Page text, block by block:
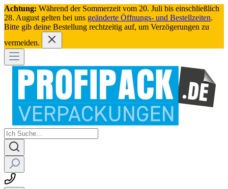
Achtung: Während der Sommerzeit vom 20. Juli bis einschließlich
28. August gelten bei uns geänderte Öffnungs- und Bestellzeiten.
Bitte gib deine Bestellung rechtzeitig auf, um Verzögerungen zu
vermeiden.